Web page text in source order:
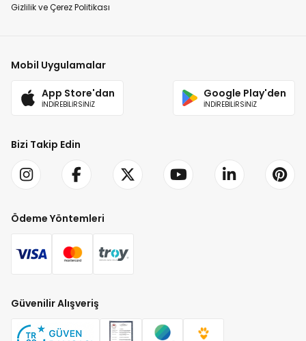
Gizlilik ve Çerez Politikası
Mobil Uygulamalar
App Store'dan
İNDİREBİLİRSİNİZ
Google Play'den
İNDİREBİLİRSİNİZ
Bizi Takip Edin
Ödeme Yöntemleri
Güvenilir Alışveriş